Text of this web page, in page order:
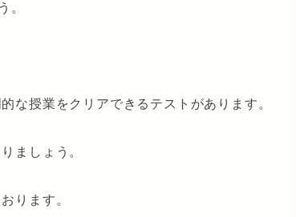
。
な授業をクリアできるテストがあります。
ましょう。
ります。